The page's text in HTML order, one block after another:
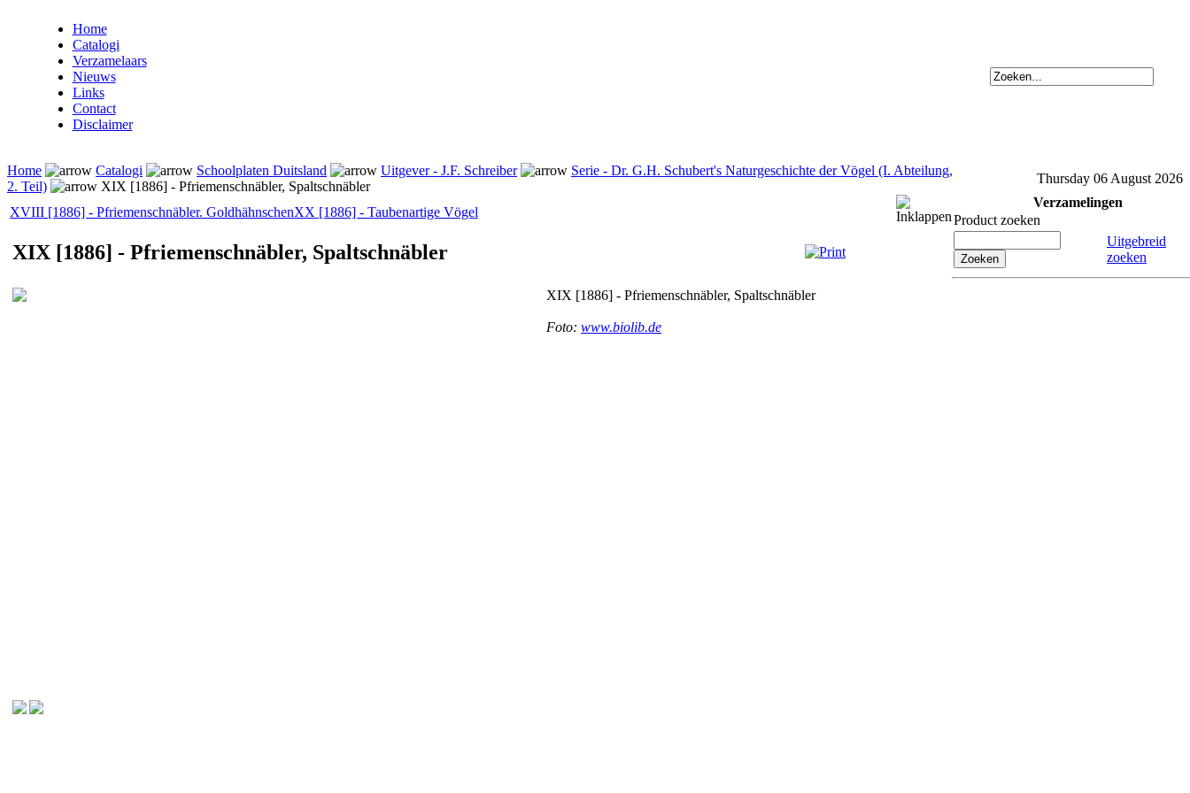
Home
Catalogi
Verzamelaars
Nieuws
Links
Contact
Disclaimer
Home Catalogi Schoolplaten Duitsland Uitgever - J.F. Schreiber
Serie - Dr. G.H. Schubert's Naturgeschichte der Vögel (I. Abteilung,
2. Teil)
XIX [1886] - Pfriemenschnäbler, Spaltschnäbler
Thursday 06 August 2026
XVIII [1886] - Pfriemenschnäbler. GoldhähnschenXX [1886] - Taubenartige Vögel
XIX [1886] - Pfriemenschnäbler, Spaltschnäbler
XIX [1886] - Pfriemenschnäbler, Spaltschnäbler
Foto: www.biolib.de
Verzamelingen
Product zoeken
Uitgebreid
zoeken